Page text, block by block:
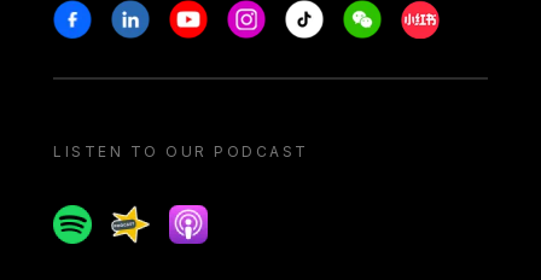
Stay in touch
FacebookLinkedinYoutubeInstagram
Tiktok WeechatXiaohongshu/
LISTEN TO OUR PODCAST
SpotifySpreakerApple podcast